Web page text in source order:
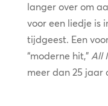
langer over om
voor een liedje is
tijdgeest. Een
“moderne hit,” All
meer dan 25 jaar